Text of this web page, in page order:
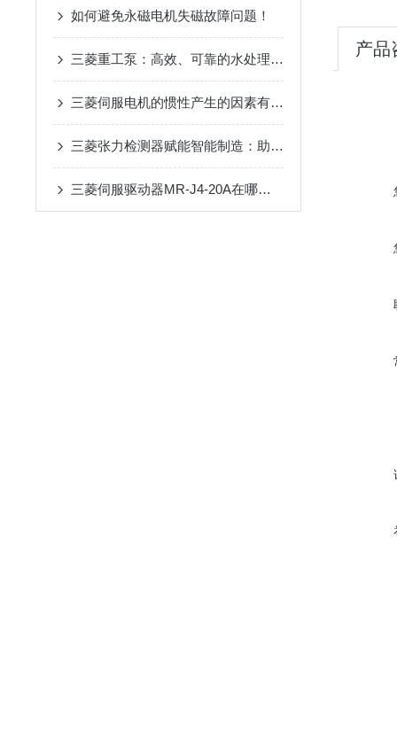
如何避免永磁电机失磁故障问题！
三菱重工泵：高效、可靠的水处理解决方案
三菱伺服电机的惯性产生的因素有哪些？
三菱张力检测器赋能智能制造：助力卷材生产线实现张力闭环控制与效率提升
三菱伺服驱动器MR-J4-20A在哪些行业应用广泛？
产品